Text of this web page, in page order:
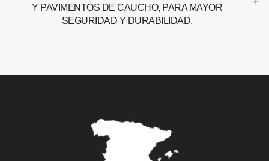
Y PAVIMENTOS DE CAUCHO, PARA MAYOR
SEGURIDAD Y DURABILIDAD.